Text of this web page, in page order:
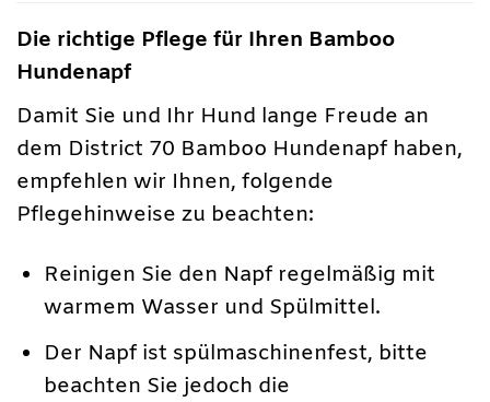
Die richtige Pflege für Ihren Bamboo
Hundenapf
Damit Sie und Ihr Hund lange Freude an
dem District 70 Bamboo Hundenapf haben,
empfehlen wir Ihnen, folgende
Pflegehinweise zu beachten:
Reinigen Sie den Napf regelmäßig mit
warmem Wasser und Spülmittel.
Der Napf ist spülmaschinenfest, bitte
beachten Sie jedoch die